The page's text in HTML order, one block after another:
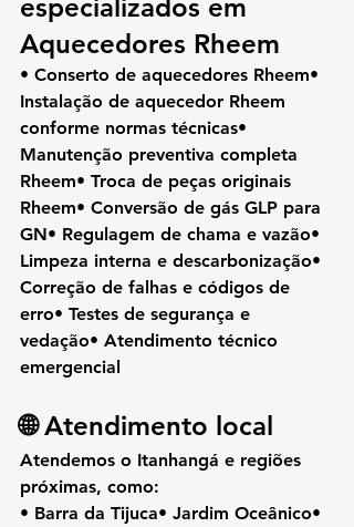
especializados em
Aquecedores Rheem
• Conserto de aquecedores Rheem•
Instalação de aquecedor Rheem
conforme normas técnicas•
Manutenção preventiva completa
Rheem• Troca de peças originais
Rheem• Conversão de gás GLP para
GN• Regulagem de chama e vazão•
Limpeza interna e descarbonização•
Correção de falhas e códigos de
erro• Testes de segurança e
vedação• Atendimento técnico
emergencial
🌐 Atendimento local
Atendemos o Itanhangá e regiões
próximas, como:
• Barra da Tijuca• Jardim Oceânico•